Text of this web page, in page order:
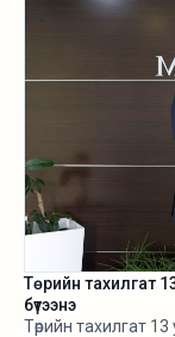
Төрийн тахилгат
бүтээнэ
Төрийн тахилгат